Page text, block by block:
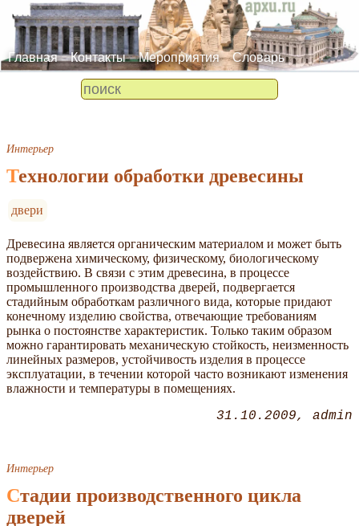
Главная Контакты Мероприятия Словарь
Интерьер
Технологии обработки древесины
двери
Древесина является органическим материалом и может быть
подвержена химическому, физическому, биологическому
воздействию. В связи с этим древесина, в процессе
промышленного производства дверей, подвергается
стадийным обработкам различного вида, которые придают
конечному изделию свойства, отвечающие требованиям
рынка о постоянстве характеристик. Только таким образом
можно гарантировать механическую стойкость, неизменность
линейных размеров, устойчивость изделия в процессе
эксплуатации, в течении которой часто возникают изменения
влажности и температуры в помещениях.
31.10.2009 admin
Интерьер
Стадии производственного цикла
дверей